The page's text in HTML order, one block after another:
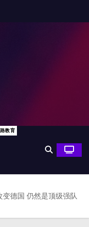
教育
德国 仍然是顶级强队